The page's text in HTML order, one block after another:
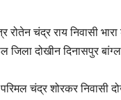
रोतेन चंद्र राय निवासी भारा
जिला दोखीन दिनासपुर
चंद्र शोरकर निवासी